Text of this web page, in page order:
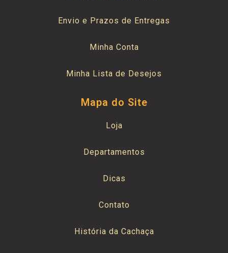
Envio e Prazos de Entregas
Minha Conta
Minha Lista de Desejos
Mapa do Site
Loja
Departamentos
Dicas
Contato
História da Cachaça